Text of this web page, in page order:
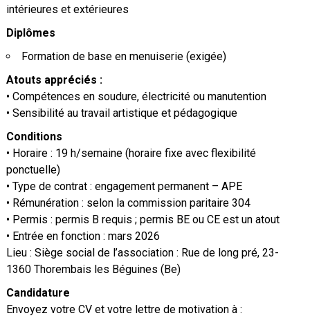
intérieures et extérieures
Diplômes
Formation de base en menuiserie (exigée)
Atouts appréciés :
• Compétences en soudure, électricité ou manutention
• Sensibilité au travail artistique et pédagogique
Conditions
• Horaire : 19 h/semaine (horaire fixe avec flexibilité
ponctuelle)
• Type de contrat : engagement permanent – APE
• Rémunération : selon la commission paritaire 304
• Permis : permis B requis ; permis BE ou CE est un atout
• Entrée en fonction : mars 2026
Lieu : Siège social de l’association : Rue de long pré, 23-
1360 Thorembais les Béguines (Be)
Candidature
Envoyez votre CV et votre lettre de motivation à :